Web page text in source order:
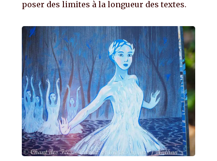
poser des limites à la longueur des textes.